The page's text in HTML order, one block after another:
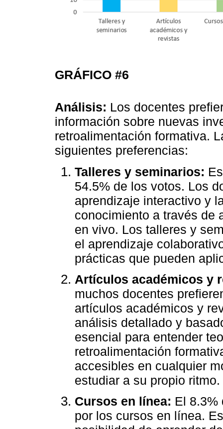
GRÁFICO #6
Análisis: Los docentes
información sobre nuevas
retroalimentación formativa.
siguientes preferencias:
Talleres y seminarios:
54.5% de los votos. Los
aprendizaje interactivo y
conocimiento a través de
en vivo. Los talleres y
el aprendizaje
prácticas que pueden
Artículos académicos y
muchos docentes
artículos académicos y
análisis detallado y
esencial para entender
retroalimentación
accesibles en cualquier
estudiar a su propio ritmo.
Cursos en línea: El 8.3%
por los cursos en línea.